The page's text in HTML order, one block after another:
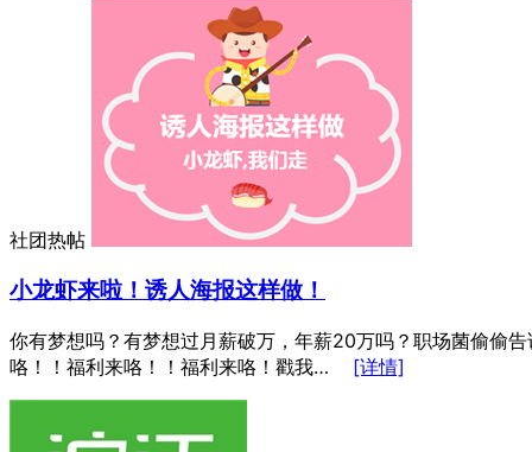
社团热帖
小龙虾来啦！诱人海报这样做！
你有梦想吗？有梦想过月薪破万，年薪20万吗？职场菌偷偷
咯！！福利来咯！！福利来咯！戳我… [详情]